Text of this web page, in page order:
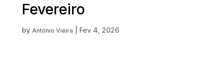
Fevereiro
by António Vieira Fev 4, 2026